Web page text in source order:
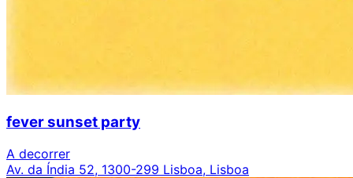
fever sunset party
A decorrer
Av. da Índia 52, 1300-299 Lisboa, Lisboa